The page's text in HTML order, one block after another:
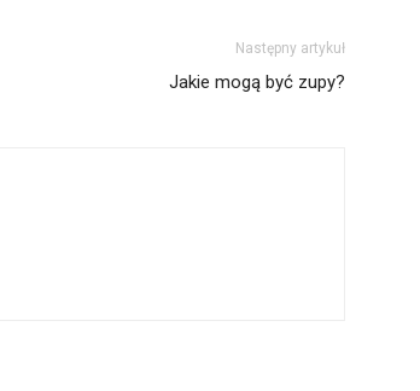
Następny artykuł
Jakie mogą być zupy?